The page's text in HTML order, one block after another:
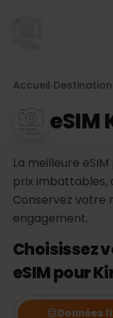
Accueil
eSIM
La meilleure
prix imbattables,
Conservez votre
engagement.
Choisissez
eSIM pour
Données